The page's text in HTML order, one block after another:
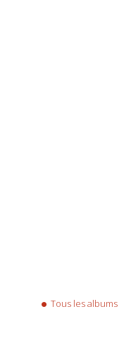
Tous les albums